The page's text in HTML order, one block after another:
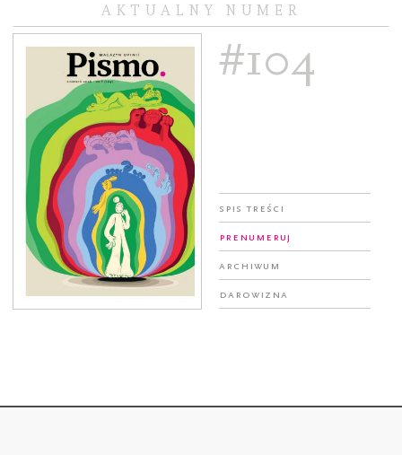
AKTUALNY NUMER
#104
Spis treści
Prenumeruj
Archiwum
Darowizna